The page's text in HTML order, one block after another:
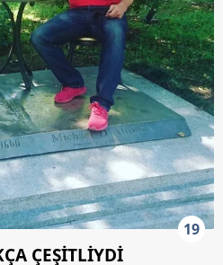
19
ÇEŞİTLİYDİ